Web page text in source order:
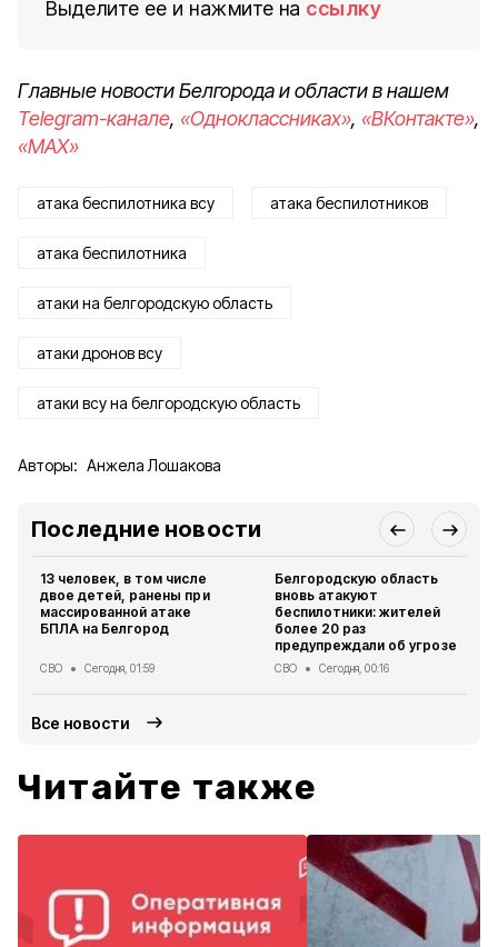
Выделите ее и нажмите на ссылку
Главные новости Белгорода и области в нашем
Telegram-канале, «Одноклассниках», «ВКонтакте»,
«MAX»
атака беспилотника всу атака беспилотников
атака беспилотника
атаки на белгородскую область
атаки дронов всу
атаки всу на белгородскую область
Авторы: Анжела Лошакова
Последние новости
13 человек, в том числе
двое детей, ранены при
массированной атаке
БПЛА на Белгород
СВО Сегодня, 01:59
Белгородскую область
вновь атакуют
беспилотники: жителей
более 20 раз
предупреждали об угрозе
СВО Сегодня, 00:16
Все новости
Читайте также